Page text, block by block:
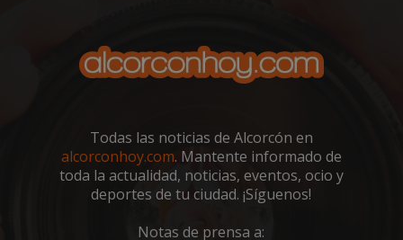
Todas las noticias de Alcorcón en
alcorconhoy.com. Mantente informado de
toda la actualidad, noticias, eventos, ocio y
deportes de tu ciudad. ¡Síguenos!
Notas de prensa a: